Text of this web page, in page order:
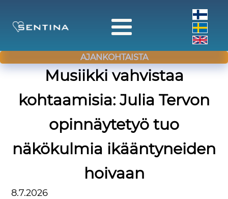
AJANKOHTAISTA
Musiikki vahvistaa
kohtaamisia: Julia Tervon
opinnäytetyö tuo
näkökulmia ikääntyneiden
hoivaan
8.7.2026